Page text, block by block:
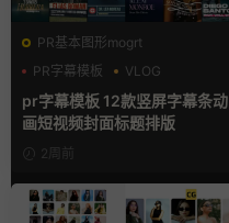
PR基本图形mogrt
PR字幕模板
VLOG
人物介绍
pr字幕模板 12款竖屏字幕条动
画短视频封面标题排版
2周前